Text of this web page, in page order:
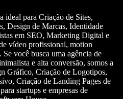
ideal para Criação de Sites,
Design de Marcas, Identidade
em SEO, Marketing Digital e
vídeo profissional, motion
você busca uma agência de
e alta conversão, somos a
Gráfico, Criação de Logotipos,
Criação de Landing Pages de
startups e empresas de